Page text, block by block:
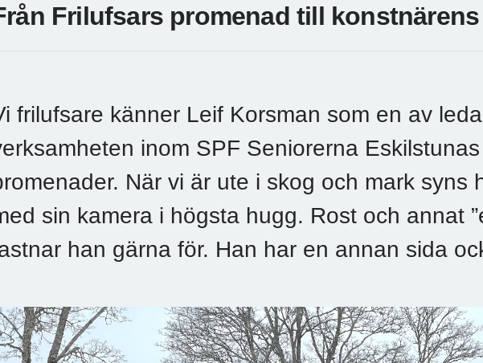
Frilufsars promenad till
frilufsare känner Leif Korsman som en av
inom SPF Seniorerna Eskilstunas
När vi är ute i skog och mark syns
sin kamera i högsta hugg. Rost och annat
han gärna för. Han har en annan sida